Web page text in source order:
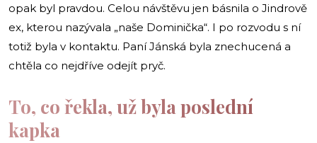
opak byl pravdou. Celou návštěvu jen básnila o Jindrově
ex, kterou nazývala „naše Dominička“. I po rozvodu s ní
totiž byla v kontaktu. Paní Jánská byla znechucená a
chtěla co nejdříve odejít pryč.
To, co řekla, už byla poslední
kapka